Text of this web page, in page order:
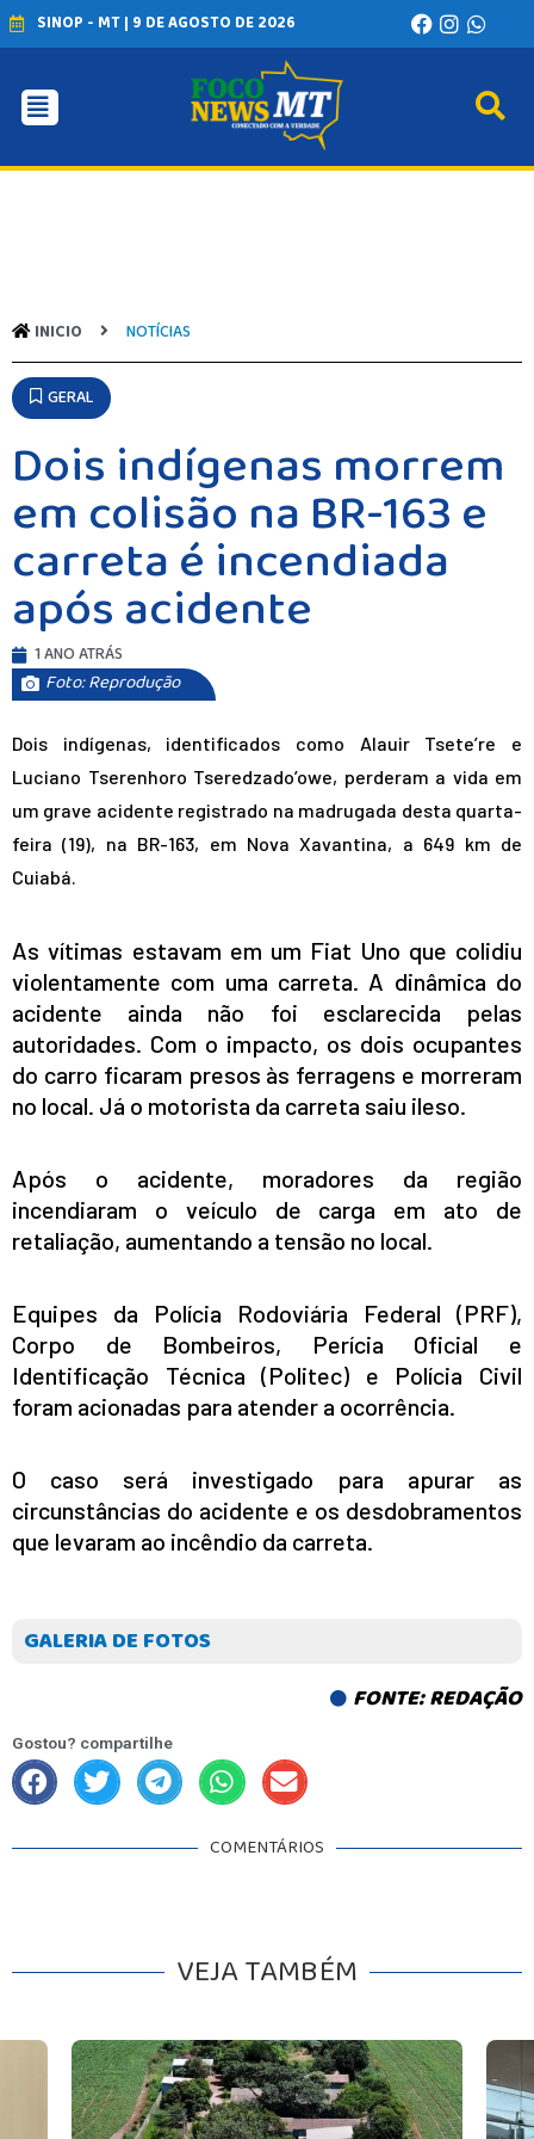
SINOP - MT | 9 DE AGOSTO DE 2026
INICIO NOTÍCIAS
GERAL
Dois indígenas morrem
em colisão na BR-163 e
carreta é incendiada
após acidente
1 ANO ATRÁS
Foto: Reprodução
Dois indígenas, identificados como Alauir Tsete’re e
Luciano Tserenhoro Tseredzado’owe, perderam a vida em
um grave acidente registrado na madrugada desta quarta-
feira (19), na BR-163, em Nova Xavantina, a 649 km de
Cuiabá.
As vítimas estavam em um Fiat Uno que colidiu
violentamente com uma carreta. A dinâmica do
acidente ainda não foi esclarecida pelas
autoridades. Com o impacto, os dois ocupantes
do carro ficaram presos às ferragens e morreram
no local. Já o motorista da carreta saiu ileso.
Após o acidente, moradores da região
incendiaram o veículo de carga em ato de
retaliação, aumentando a tensão no local.
Equipes da Polícia Rodoviária Federal (PRF),
Corpo de Bombeiros, Perícia Oficial e
Identificação Técnica (Politec) e Polícia Civil
foram acionadas para atender a ocorrência.
O caso será investigado para apurar as
circunstâncias do acidente e os desdobramentos
que levaram ao incêndio da carreta.
GALERIA DE FOTOS
FONTE: REDAÇÃO
Gostou? compartilhe
COMENTÁRIOS
VEJA TAMBÉM
INICIO
AGRONEGÓCIO
POLÍCIA
POLÍTICA
VARIEDADES
BALCÃO DE EMPREGOS